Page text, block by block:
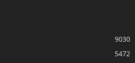
9030
5472